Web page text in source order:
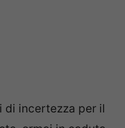
di incertezza per il